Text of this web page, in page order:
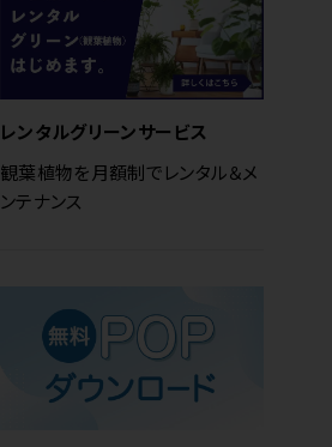
レンタルグリーンサービス
観葉植物を月額制でレンタル＆メ
ンテナンス